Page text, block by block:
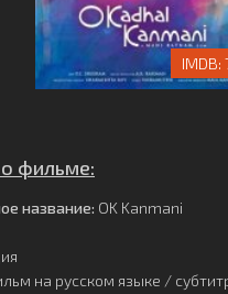
фильме:
название: OK Kanmani
на русском языке /